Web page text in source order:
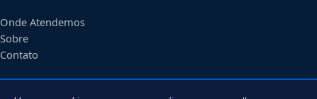
Onde Atendemos
Sobre
Contato